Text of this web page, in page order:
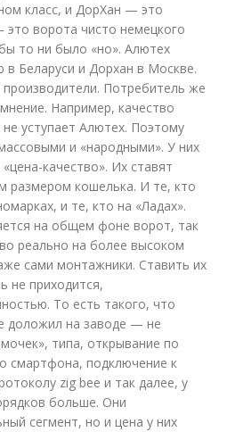
класс, и ДорХан — это
ворота чисто немецкого
то ни было «но». Алютех
в Беларуси и Дорхан в Москве.
Потребитель же
Например, качество
уступает Алютех. Поэтому
и «народными». У них
качество». Их ставят
размером кошелька. И те, кто
и те, кто на «Ладах».
на общем фоне ворот, так
реально на более высоком
сами монтажники. Ставить их
не приходится,
То есть такого, что
доложил на заводе — не
типа, открывание по
смартфона, подключение к
zig bee и так далее, у
больше. Они
сегмент, но и цена у них